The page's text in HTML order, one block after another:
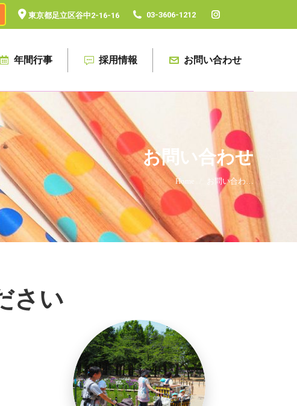
東京都足立区谷中2-16-16 03-3606-1212
Instagram
opens
in
window
年間行事 採用情報 お問い合わせ
お問い合わせ
You are here:
Home お問い合わ…
さい